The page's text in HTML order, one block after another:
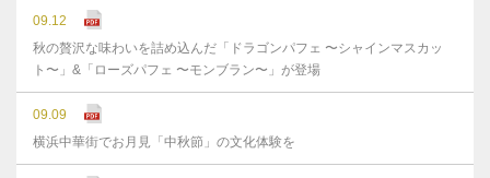
09.12
秋の贅沢な味わいを詰め込んだ「ドラゴンパフェ 〜シャインマスカッ
ト〜」&「ローズパフェ 〜モンブラン〜」が登場
09.09
横浜中華街でお月見「中秋節」の文化体験を